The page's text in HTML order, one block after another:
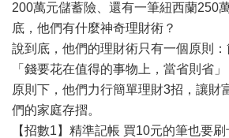
200萬元儲蓄險、還有一筆紐西蘭250
底，他們有什麼神奇理財術？
說到底，他們的理財術只有一個原則：
「錢要花在值得的事物上，當省則省
原則下，他們力行簡單理財3招，讓財
們的家庭存摺。
【招數1】精準記帳 買10元的筆也要刷